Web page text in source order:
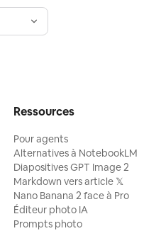
Ressources
Pour agents
Alternatives à NotebookLM
Diapositives GPT Image 2
Markdown vers article 𝕏
Nano Banana 2 face à Pro
Éditeur photo IA
Prompts photo